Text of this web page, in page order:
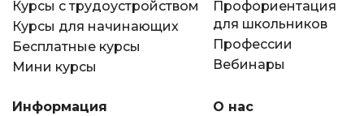
Курсы с трудоустройством
Курсы для начинающих
Бесплатные курсы
Мини курсы
Профориентация
для школьников
Профессии
Вебинары
Информация
О нас